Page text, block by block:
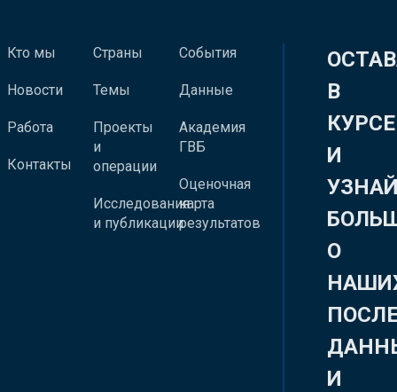
Кто мы
Новости
Работа
Контакты
Страны
Темы
Проекты
и
операции
Исследования
и публикации
События
Данные
Академия
ГВБ
Оценочная
карта
результатов
В
КУРСЕ
И
О
И